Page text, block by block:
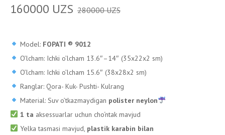
280000UZS
160000 UZS
Model: FOPATI ®️ 9012
O’lcham: Ichki o’lcham 13.6″–14″ (35x22x2 sm)
O’lcham: Ichki o’lcham 15.6″ (38x28x2 sm)
Ranglar: Qora- Kuk- Pushti- Kulrang
Material: Suv o’tkazmaydigan polister neylon
1 ta aksessuarlar uchun cho‘ntak mavjud
Yelka tasmasi mavjud, plastik karabin bilan